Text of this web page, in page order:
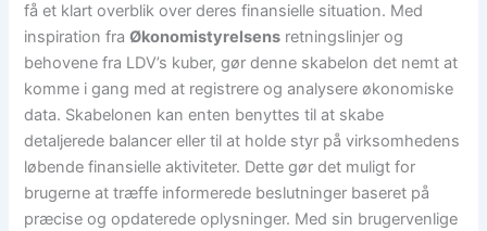
få et klart overblik over deres finansielle situation. Med
inspiration fraØkonomistyrelsens retningslinjer og
behovene fra LDV’s kuber, gør denne skabelon det nemt at
komme i gang med at registrere og analysere økonomiske
data. Skabelonen kan enten benyttes til at skabe
detaljerede balancer eller til at holde styr på virksomhedens
løbende finansielle aktiviteter. Dette gør det muligt for
brugerne at træffe informerede beslutninger baseret på
præcise og opdaterede oplysninger. Med sin brugervenlige